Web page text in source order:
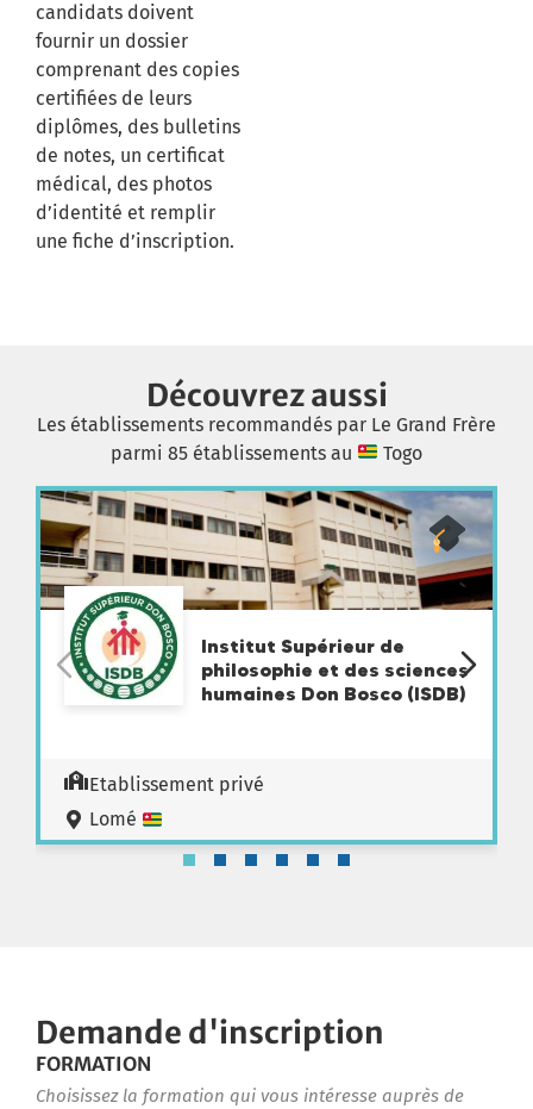
candidats doivent
fournir un dossier
comprenant des copies
certifiées de leurs
diplômes, des bulletins
de notes, un certificat
médical, des photos
d’identité et remplir
une fiche d’inscription.
Découvrez aussi
Les établissements recommandés par Le Grand Frère
parmi 85 établissements au
Togo
Institut Supérieur de
philosophie et des sciences
humaines Don Bosco (ISDB)
Etablissement privé
Lomé
Demande d'inscription
FORMATION
Choisissez la formation qui vous intéresse auprès de